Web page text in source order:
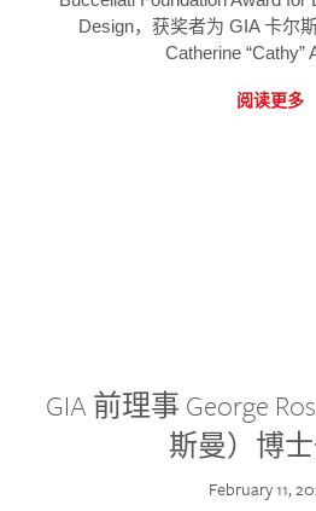
Design，获奖者为 GIA 卡尔
Catherine “Cathy”
阅读更多
GIA 前理事 George
斯曼）博
February 11,